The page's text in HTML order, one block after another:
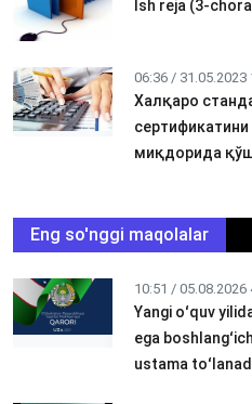
Ish reja (3-
06:36 / 31.05.2023
Халқаро
сертификатини
миқдорида
Eng so'nggi maqolalar
10:51 / 05.08.2026
Yangi oʻquv
ega
ustama